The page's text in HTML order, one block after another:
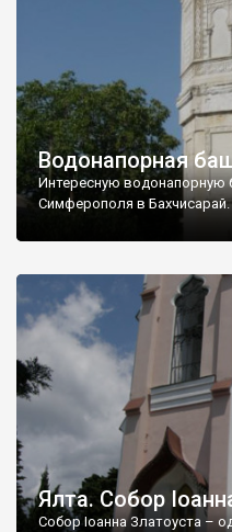
Водонапорная
Интересную водонапорную
Симферополя в Бахчисарай.
Ялта. Собор
Собор Іоанна Златоуста –